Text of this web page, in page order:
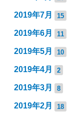
2019年7月 15
2019年6月 11
2019年5月 10
2019年4月 2
2019年3月 8
2019年2月 18